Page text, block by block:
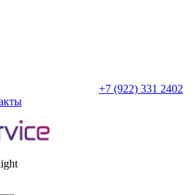
+7 (922) 331 2402